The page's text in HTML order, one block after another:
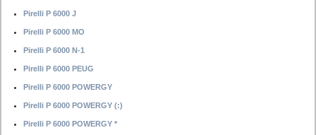
Pirelli P 6000 J
Pirelli P 6000 MO
Pirelli P 6000 N-1
Pirelli P 6000 PEUG
Pirelli P 6000 POWERGY
Pirelli P 6000 POWERGY (:)
Pirelli P 6000 POWERGY *